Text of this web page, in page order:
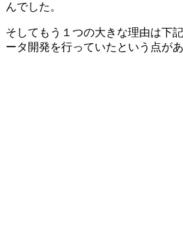
んでした。
そしてもう１つの大きな理由は下
ータ開発を行っていたという点があ